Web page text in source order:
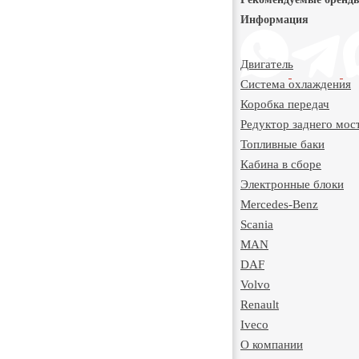
Информация
Двигатель
Система охлаждения
Коробка передач
Редуктор заднего
Топливные баки
Кабина в сборе
Электронные блоки
Mercedes-Benz
Scania
MAN
DAF
Volvo
Renault
Iveco
О компании